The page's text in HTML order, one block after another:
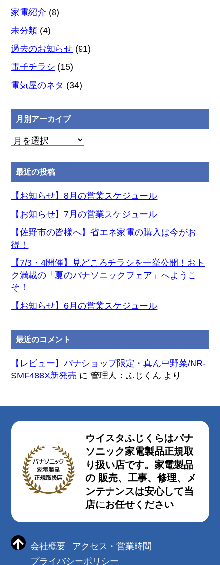
家電紹介 (8)
未分類 (4)
過去のお知らせ (91)
電子チラシ (15)
電気屋のネタ (34)
月別アーカイブ
月
ア
ー
カ
ブ
最近の投稿
【お知らせ】8月の営業スケジュール
【お知らせ】7月の営業スケジュール
【佐野市の皆様へ】省エネ家電の購入は今がお
得！
【7/3・4開催】見どころチラシを一挙公開！おト
ク満載の「夏のパナソニックフェア」へようこ
そ！
【お知らせ】6月の営業スケジュール
最近のコメント
【レビュー】パナショップ限定・真ん中野菜/NR-
SMF488X新発売 に管理人：ふじくん より
ウイスタふじくらはパナ
ソニック家電製品正規取
り扱い店です。家電製品
の 販売、工事、修理、メ
ンテナンスは安心して当
店にお任せください
会社概要
アクセス・営業時間
プライバシーポリシー